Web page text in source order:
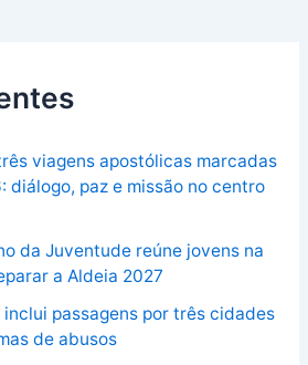
viagens apostólicas marcadas
diálogo, paz e missão no centro
da Juventude reúne jovens na
a Aldeia 2027
inclui passagens por três cidades
de abusos